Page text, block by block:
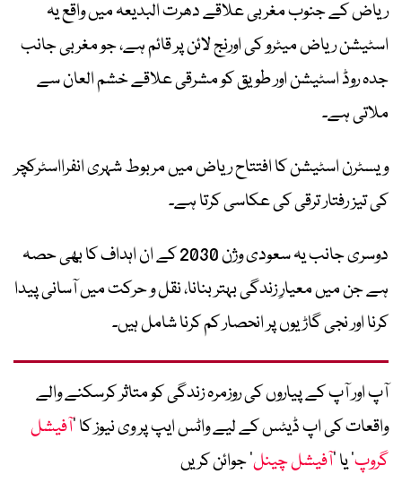
ریاض کے جنوب مغربی علاقے دھرت البدیعہ میں واقع یہ
اسٹیشن ریاض میٹرو کی اورنج لائن پر قائم ہے، جو مغربی جانب
جدہ روڈ اسٹیشن اور طویق کو مشرقی علاقے خشم العان سے
ملاتی ہے۔
ویسٹرن اسٹیشن کا افتتاح ریاض میں مربوط شہری انفرااسٹرکچر
کی تیز رفتار ترقی کی عکاسی کرتا ہے۔
دوسری جانب یہ سعودی وژن 2030 کے ان اہداف کا بھی حصہ
ہے جن میں معیارِ زندگی بہتر بنانا، نقل و حرکت میں آسانی پیدا
کرنا اور نجی گاڑیوں پر انحصار کم کرنا شامل ہیں۔
آپ اور آپ کے پیاروں کی روزمرہ زندگی کو متاثر کرسکنے والے
واقعات کی اپ ڈیٹس کے لیے واٹس ایپ پر وی نیوز کا ’آفیشل
گروپ‘ یا ’آفیشل چینل‘ جوائن کریں